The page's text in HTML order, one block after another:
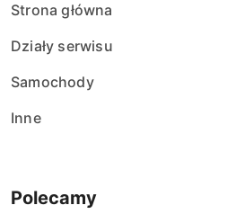
Strona główna
Działy serwisu
Samochody
Inne
Polecamy